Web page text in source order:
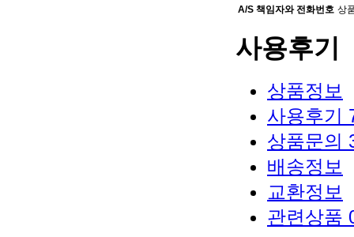
A/S 책임자와 전화번호 상
사용후기
상품정보
사용후기
상품문의
배송정보
교환정보
관련상품